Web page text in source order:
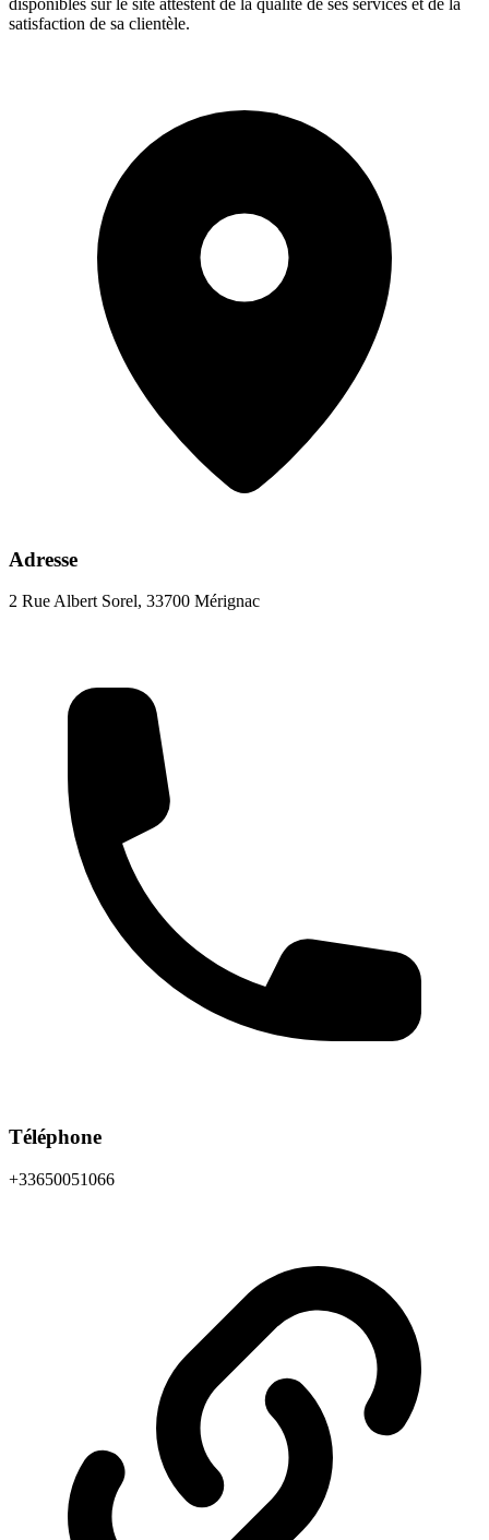
satisfaction de sa clientèle.
Adresse
2 Rue Albert Sorel, 33700 Mérignac
Téléphone
+33650051066